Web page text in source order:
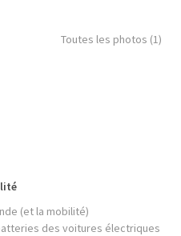
Toutes les photos (1)
(et la mobilité)
des voitures électriques